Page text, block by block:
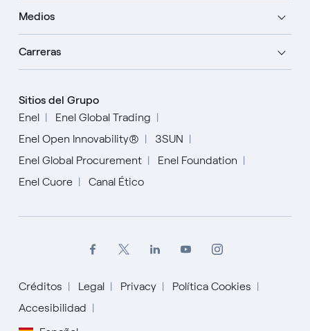
Medios
Carreras
Sitios del Grupo
Enel
Enel Global Trading
Enel Open Innovability®
3SUN
Enel Global Procurement
Enel Foundation
Enel Cuore
Canal Ético
Créditos Legal Privacy
Política Cookies
Accesibilidad
English